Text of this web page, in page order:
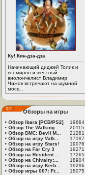
Ку! Кин-дза-дза
Начинающий диджей Толик и
всемирно известный
виолончелист Владимир
Чижов встречают на шумной
моск...
Обзоры на игры
• Обзор Ibara [PCB/PS2]
19684
• Обзор The Walking ...
20115
• Обзор DMC: Devil M...
21281
• Обзор на игру Valk...
17197
• Обзор на игру Stars!
19076
• Обзор на Far Cry 3
19271
• Обзор на Resident ...
17265
• Обзор на Chivalry:...
18904
• Обзор на игру Kerb...
19296
• Обзор игры 007: Fr... 18075